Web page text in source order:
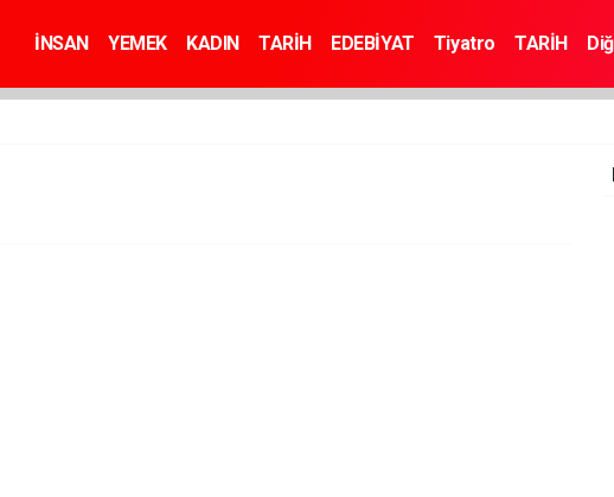
İNSAN YEMEK KADIN TARİH EDEBİYAT Tiyatro TARİH